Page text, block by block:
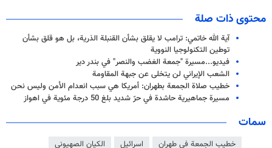
محتوى ذات صلة
آیة الله خاتمي: ترامب لا يقلق بشأن القنبلة الذرية، بل هو قلق بشأن
توطين التكنولوجيا النووية
فيديو...مسيرة "جمعة الغضب والنصر" في بندر دير
الشعب الإيراني لن يتخلى عن جبهة المقاومة
خطيب صلاة الجمعة بطهران: أمريكا هي سبب انعدام الأمن وليس نحن
مسيرة جماهيرية حاشدة في حرّ شديد بلغ 50 درجة مئوية في اهواز
سمات
خطيب الجمعة في طهران اسرائيل الكيان الصهيوني